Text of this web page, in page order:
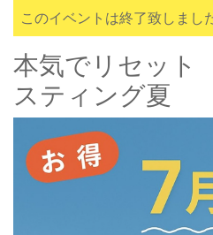
このイベントは終了致しまし
本気でリセッ
スティング夏